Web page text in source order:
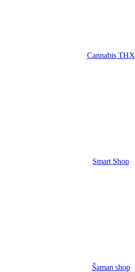
Cannabis THX
Smart Shop
Šaman shop